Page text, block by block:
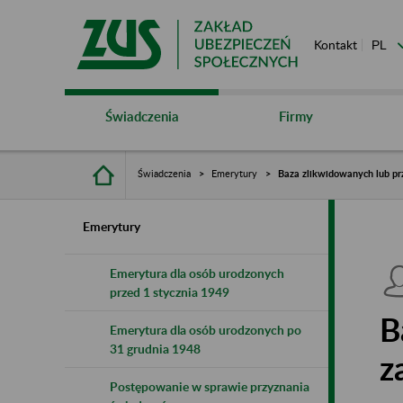
Kontakt
Świadczenia Firmy
Świadczenia Emerytury Baza zlikwidowanych lub
Emerytury
Emerytura dla osób urodzonych
przed 1 stycznia 1949
Emerytura dla osób urodzonych po
31 grudnia 1948
Postępowanie w sprawie przyznania